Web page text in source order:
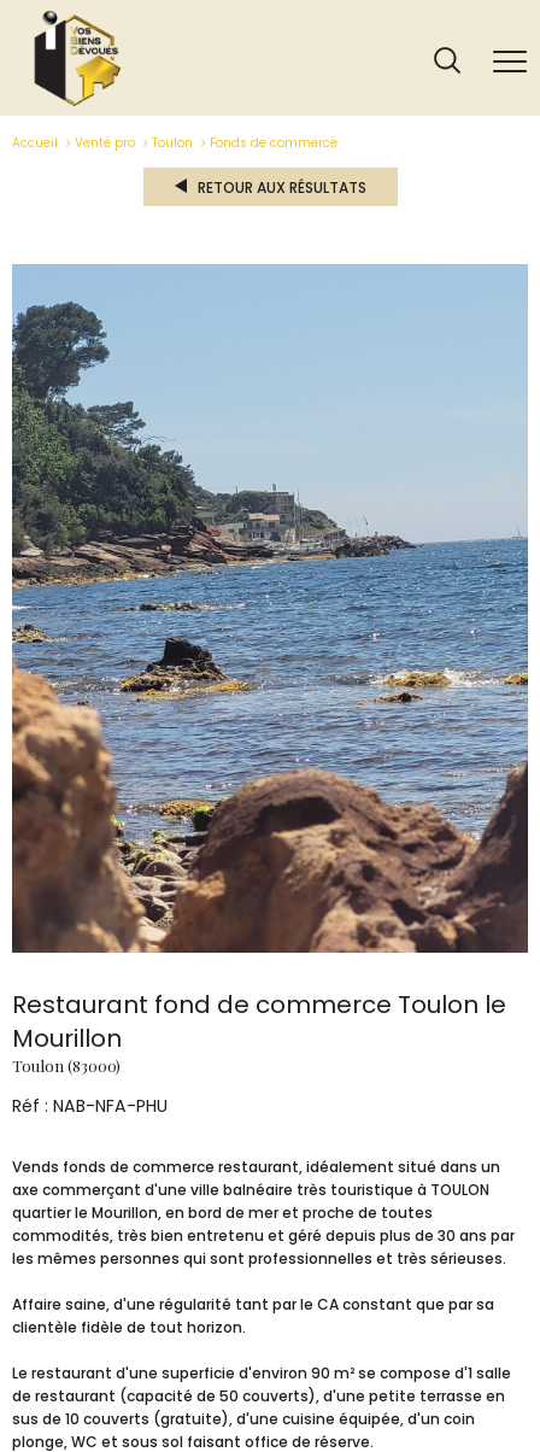
Accueil Vente pro Toulon Fonds de commerce
RETOUR AUX RÉSULTATS
Restaurant fond de commerce Toulon le
Mourillon
Toulon (83000)
Réf : NAB-NFA-PHU
Vends fonds de commerce restaurant, idéalement situé dans un
axe commerçant d'une ville balnéaire très touristique à TOULON
quartier le Mourillon, en bord de mer et proche de toutes
commodités, très bien entretenu et géré depuis plus de 30 ans par
les mêmes personnes qui sont professionnelles et très sérieuses.
Affaire saine, d'une régularité tant par le CA constant que par sa
clientèle fidèle de tout horizon.
Le restaurant d'une superficie d'environ 90 m² se compose d'1 salle
de restaurant (capacité de 50 couverts), d'une petite terrasse en
sus de 10 couverts (gratuite), d'une cuisine équipée, d'un coin
plonge, WC et sous sol faisant office de réserve.